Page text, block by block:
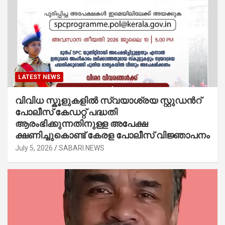
LATEST NEWS
വിവിധ സ്കൂളുകളില്‍ സ്വയാശ്രയ സ്റ്റുഡന്‍റ്
പോലീസ് കേഡറ്റ് പദ്ധതി
ആരംഭിക്കുന്നതിനുള്ള അപേക്ഷ
ക്ഷണിച്ചുകൊണ്ട് കേരള പോലീസ് വിജ്ഞാപനം
July 5, 2026 SABARI NEWS